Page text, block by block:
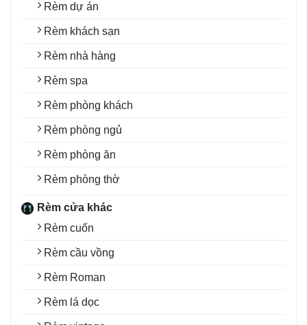
Rèm dự án
Rèm khách sạn
Rèm nhà hàng
Rèm spa
Rèm phòng khách
Rèm phòng ngủ
Rèm phòng ăn
Rèm phòng thờ
Rèm cửa khác
Rèm cuốn
Rèm cầu vồng
Rèm Roman
Rèm lá dọc